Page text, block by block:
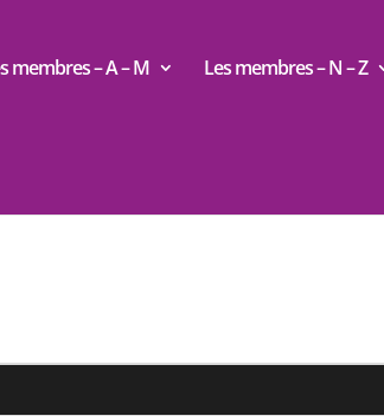
membres – A – M Les membres – N – Z